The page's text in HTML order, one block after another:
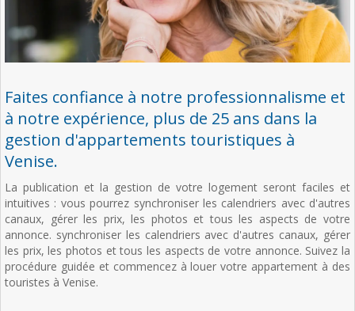
Faites confiance à notre professionnalisme et
à notre expérience, plus de 25 ans dans la
gestion d'appartements touristiques à
Venise.
La publication et la gestion de votre logement seront faciles et
intuitives : vous pourrez synchroniser les calendriers avec d'autres
canaux, gérer les prix, les photos et tous les aspects de votre
annonce. synchroniser les calendriers avec d'autres canaux, gérer
les prix, les photos et tous les aspects de votre annonce. Suivez la
procédure guidée et commencez à louer votre appartement à des
touristes à Venise.